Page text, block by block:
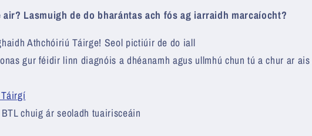
Lasmuigh de do bharántas ach fós ag iarraidh marcaíocht?
Athchóiriú Táirge! Seol pictiúir de do iall
gur féidir linn diagnóis a dhéanamh agus ullmhú chun tú a chur ar
chuig ár seoladh tuairisceáin